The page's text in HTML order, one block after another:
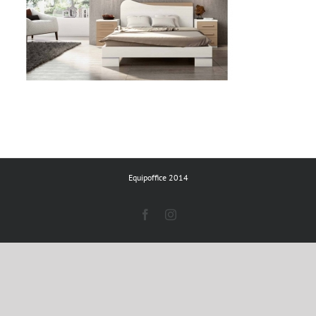
Equipoffice 2014
FacebookInstagram